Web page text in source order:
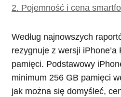
2. Pojemność i cena
Według najnowszych
rezygnuje z wersji iPhone’a
pamięci. Podstawowy
minimum 256 GB pamięci
jak można się domyśleć,